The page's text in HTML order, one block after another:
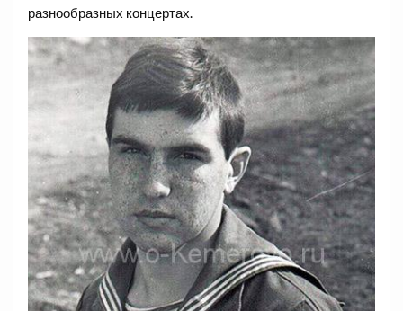
разнообразных концертах.